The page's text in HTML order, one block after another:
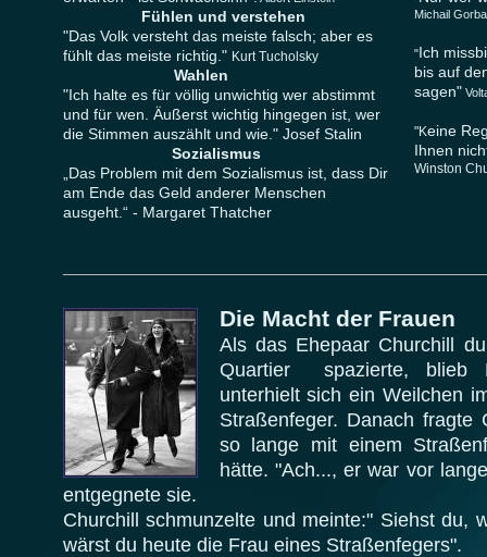
Fühlen und verstehen
"Das Volk versteht das meiste falsch; aber es
fühlt das meiste richtig." Kurt Tucholsky
Wahlen
"Ich halte es für völlig unwichtig wer abstimmt
und für wen. Äußerst wichtig hingegen ist, wer
die Stimmen auszählt und wie." Josef Stalin
Sozialismus
„Das Problem mit dem Sozialismus ist, dass Dir
am Ende das Geld anderer Menschen
ausgeht.“ - Margaret Thatcher
Michail
"Ich
bis auf
sagen"
"Keine
Ihnen
Winston
Die Macht der Frauen
Als das Ehepaar Churchill
Quartier spazierte, blieb
unterhielt sich ein Weilchen
Straßenfeger. Danach
so lange mit einem
hätte. "Ach..., er war vor
entgegnete sie.
Churchill schmunzelte und meinte:" Siehst du,
wärst du heute die Frau eines Straßenfegers".